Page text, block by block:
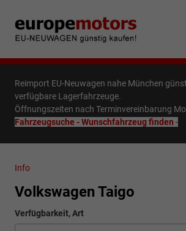
Reimport EU-Neuwagen nahe München
verfügbare Lagerfahrzeuge.
Öffnungszeiten nach Terminvereinbarung
Fahrzeugsuche - Wunschfahrzeug finden -
Info
Volkswagen Taigo
Verfügbarkeit, Art